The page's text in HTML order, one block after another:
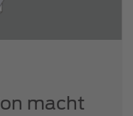
macht